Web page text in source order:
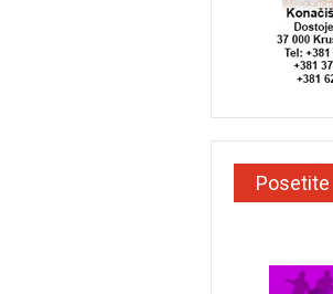
Posetite